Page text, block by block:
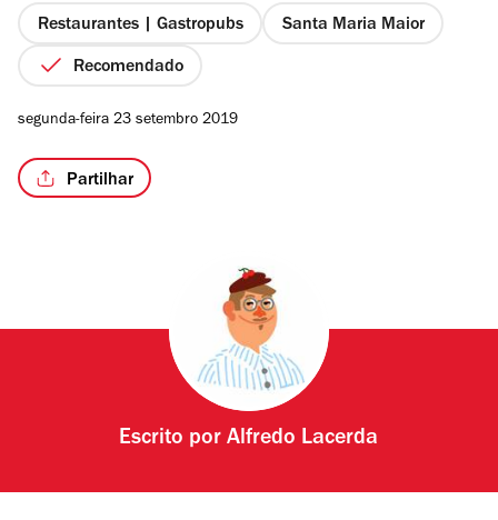
Restaurantes | Gastropubs Santa Maria Maior
Recomendado
segunda-feira 23 setembro 2019
Partilhar
Escrito porAlfredo Lacerda